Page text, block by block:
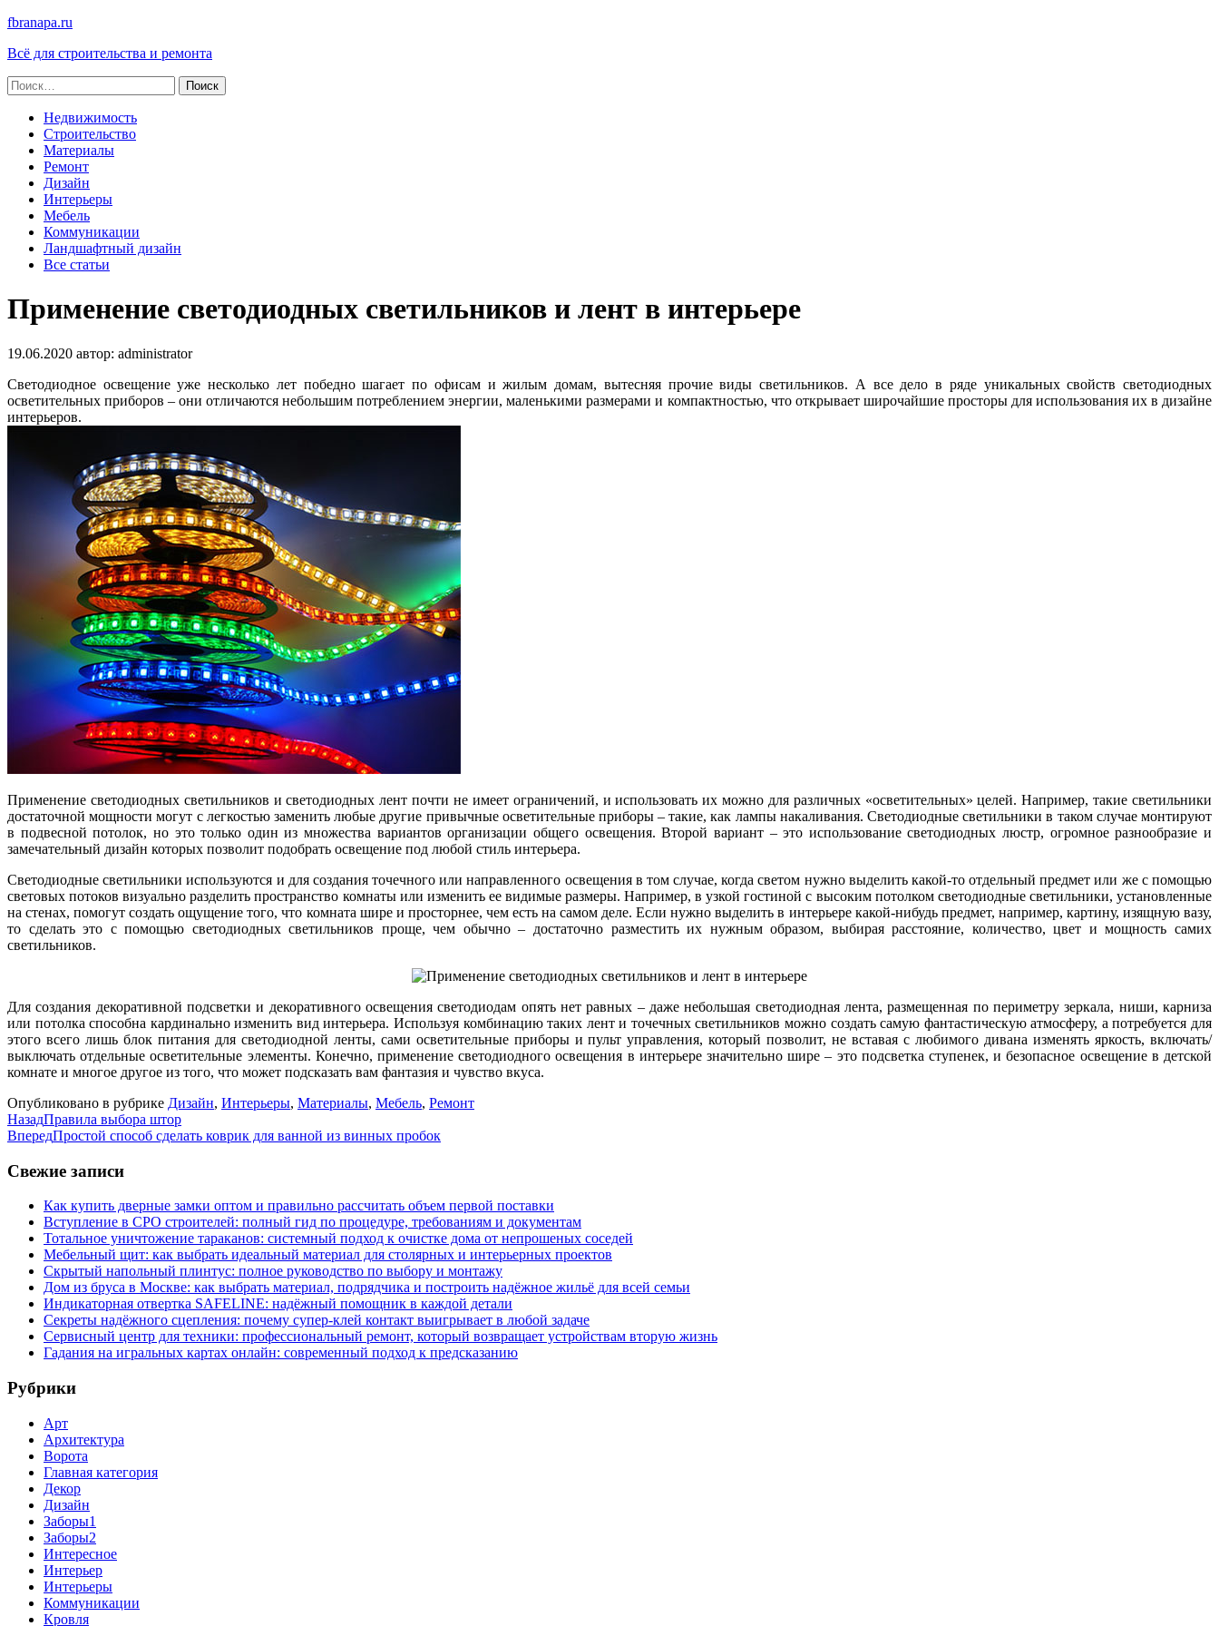
fbranapa.ru
Всё для строительства и ремонта
Найти:
Недвижимость
Строительство
Материалы
Ремонт
Дизайн
Интерьеры
Мебель
Коммуникации
Ландшафтный дизайн
Все статьи
Применение светодиодных светильников и лент в интерьере
19.06.2020 автор: administrator
Светодиодное освещение уже несколько лет победно шагает по офисам и жилым домам, вытесняя прочие виды светильников. А все дело в ряде уникальных свойств светодиодных
осветительных приборов – они отличаются небольшим потреблением энергии, маленькими размерами и компактностью, что открывает широчайшие просторы для использования их в дизайне
интерьеров.
Применение светодиодных светильников и светодиодных лент почти не имеет ограничений, и использовать их можно для различных «осветительных» целей. Например, такие светильники
достаточной мощности могут с легкостью заменить любые другие привычные осветительные приборы – такие, как лампы накаливания. Светодиодные светильники в таком случае монтируют
в подвесной потолок, но это только один из множества вариантов организации общего освещения. Второй вариант – это использование светодиодных люстр, огромное разнообразие и
замечательный дизайн которых позволит подобрать освещение под любой стиль интерьера.
Светодиодные светильники используются и для создания точечного или направленного освещения в том случае, когда светом нужно выделить какой-то отдельный предмет или же с помощью
световых потоков визуально разделить пространство комнаты или изменить ее видимые размеры. Например, в узкой гостиной с высоким потолком светодиодные светильники, установленные
на стенах, помогут создать ощущение того, что комната шире и просторнее, чем есть на самом деле. Если нужно выделить в интерьере какой-нибудь предмет, например, картину, изящную вазу,
то сделать это с помощью светодиодных светильников проще, чем обычно – достаточно разместить их нужным образом, выбирая расстояние, количество, цвет и мощность самих
светильников.
Для создания декоративной подсветки и декоративного освещения светодиодам опять нет равных – даже небольшая светодиодная лента, размещенная по периметру зеркала, ниши, карниза
или потолка способна кардинально изменить вид интерьера. Используя комбинацию таких лент и точечных светильников можно создать самую фантастическую атмосферу, а потребуется для
этого всего лишь блок питания для светодиодной ленты, сами осветительные приборы и пульт управления, который позволит, не вставая с любимого дивана изменять яркость, включать/
выключать отдельные осветительные элементы. Конечно, применение светодиодного освещения в интерьере значительно шире – это подсветка ступенек, и безопасное освещение в детской
комнате и многое другое из того, что может подсказать вам фантазия и чувство вкуса.
Опубликовано в рубрике Дизайн, Интерьеры, Материалы, Мебель, Ремонт
НазадПравила выбора штор
ВпередПростой способ сделать коврик для ванной из винных пробок
Свежие записи
Как купить дверные замки оптом и правильно рассчитать объем первой поставки
Вступление в СРО строителей: полный гид по процедуре, требованиям и документам
Тотальное уничтожение тараканов: системный подход к очистке дома от непрошеных соседей
Мебельный щит: как выбрать идеальный материал для столярных и интерьерных проектов
Скрытый напольный плинтус: полное руководство по выбору и монтажу
Дом из бруса в Москве: как выбрать материал, подрядчика и построить надёжное жильё для всей семьи
Индикаторная отвертка SAFELINE: надёжный помощник в каждой детали
Секреты надёжного сцепления: почему супер‑клей контакт выигрывает в любой задаче
Сервисный центр для техники: профессиональный ремонт, который возвращает устройствам вторую жизнь
Гадания на игральных картах онлайн: современный подход к предсказанию
Рубрики
Арт
Архитектура
Ворота
Главная категория
Декор
Дизайн
Заборы1
Заборы2
Интересное
Интерьер
Интерьеры
Коммуникации
Кровля